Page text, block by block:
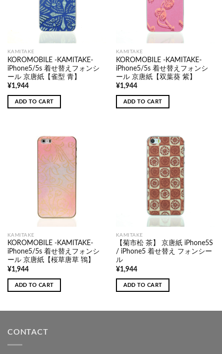
KAMITAKE
KOROMOBILE -KAMITAKE-
iPhone5/5s 着せ替えフォンシ
ール 京唐紙【雀型 青】
¥1,944
ADD TO CART
KAMITAKE
KOROMOBILE -KAMITAKE-
iPhone5/5s 着せ替えフォンシ
ール 京唐紙【双葉葵 紫】
¥1,944
ADD TO CART
KAMITAKE
KOROMOBILE -KAMITAKE-
iPhone5/5s 着せ替えフォンシ
ール 京唐紙【桜草唐草 鴇】
¥1,944
ADD TO CART
KAMITAKE
【菊市松 茶】 京唐紙 iPhone5S
/ iPhone5 着せ替え フォンシー
ル
¥1,944
ADD TO CART
CONTACT